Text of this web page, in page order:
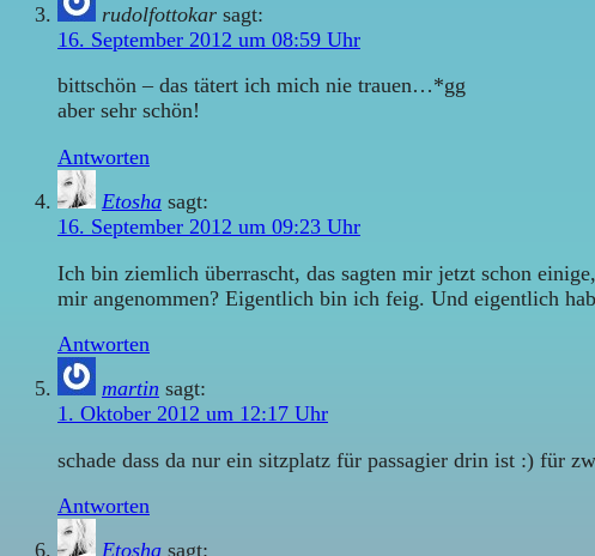
rudolfottokar sagt:
16. September 2012 um 08:59 Uhr
bittschön – das tätert ich mich nie trauen…*gg
aber sehr schön!
Antworten
Etosha sagt:
16. September 2012 um 09:23 Uhr
Ich bin ziemlich überrascht, das sagten mir jetzt schon
mir angenommen? Eigentlich bin ich feig. Und eigentlich
Antworten
martin sagt:
1. Oktober 2012 um 12:17 Uhr
schade dass da nur ein sitzplatz für passagier drin ist :) für
Antworten
Etosha sagt: